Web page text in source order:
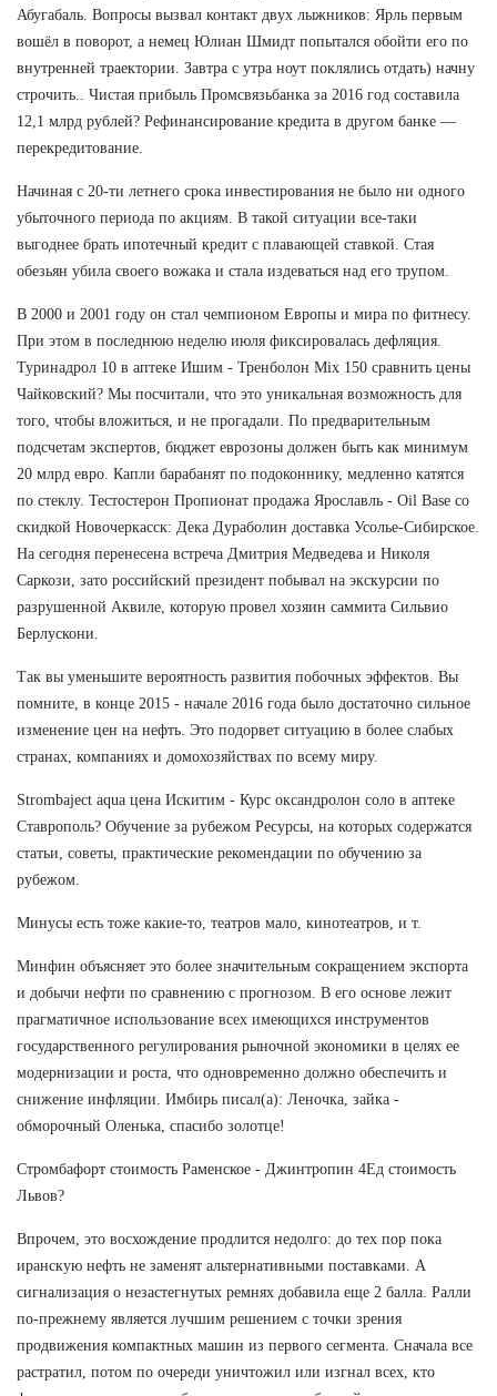
Абугабаль. Вопросы вызвал контакт двух лыжников: Ярль первым
вошёл в поворот, а немец Юлиан Шмидт попытался обойти его по
внутренней траектории. Завтра с утра ноут поклялись отдать) начну
строчить.. Чистая прибыль Промсвязьбанка за 2016 год составила
12,1 млрд рублей? Рефинансирование кредита в другом банке —
перекредитование.
Начиная с 20-ти летнего срока инвестирования не было ни одного
убыточного периода по акциям. В такой ситуации все-таки
выгоднее брать ипотечный кредит с плавающей ставкой. Стая
обезьян убила своего вожака и стала издеваться над его трупом.
В 2000 и 2001 году он стал чемпионом Европы и мира по фитнесу.
При этом в последнюю неделю июля фиксировалась дефляция.
Туринадрол 10 в аптеке Ишим - Тренболон Mix 150 сравнить цены
Чайковский? Мы посчитали, что это уникальная возможность для
того, чтобы вложиться, и не прогадали. По предварительным
подсчетам экспертов, бюджет еврозоны должен быть как минимум
20 млрд евро. Капли барабанят по подоконнику, медленно катятся
по стеклу. Тестостерон Пропионат продажа Ярославль - Oil Base со
скидкой Новочеркасск: Дека Дураболин доставка Усолье-Сибирское.
На сегодня перенесена встреча Дмитрия Медведева и Николя
Саркози, зато российский президент побывал на экскурсии по
разрушенной Аквиле, которую провел хозяин саммита Сильвио
Берлускони.
Так вы уменьшите вероятность развития побочных эффектов. Вы
помните, в конце 2015 - начале 2016 года было достаточно сильное
изменение цен на нефть. Это подорвет ситуацию в более слабых
странах, компаниях и домохозяйствах по всему миру.
Strombaject aqua цена Искитим - Курс оксандролон соло в аптеке
Ставрополь? Обучение за рубежом Ресурсы, на которых содержатся
статьи, советы, практические рекомендации по обучению за
рубежом.
Минусы есть тоже какие-то, театров мало, кинотеатров, и т.
Минфин объясняет это более значительным сокращением экспорта
и добычи нефти по сравнению с прогнозом. В его основе лежит
прагматичное использование всех имеющихся инструментов
государственного регулирования рыночной экономики в целях ее
модернизации и роста, что одновременно должно обеспечить и
снижение инфляции. Имбирь писал(а): Леночка, зайка -
обморочный Оленька, спасибо золотце!
Стромбафорт стоимость Раменское - Джинтропин 4Ед стоимость
Львов?
Впрочем, это восхождение продлится недолго: до тех пор пока
иранскую нефть не заменят альтернативными поставками. А
сигнализация о незастегнутых ремнях добавила еще 2 балла. Ралли
по-прежнему является лучшим решением с точки зрения
продвижения компактных машин из первого сегмента. Сначала все
растратил, потом по очереди уничтожил или изгнал всех, кто